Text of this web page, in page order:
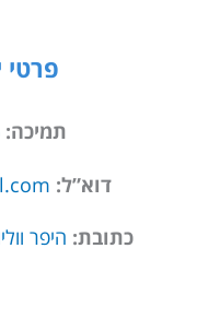
תמיכה:
דוא”ל:
כתובת: היפר